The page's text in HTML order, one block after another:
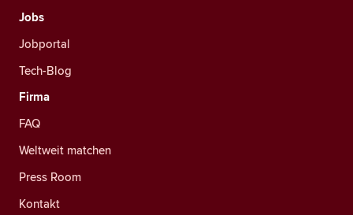
Jobs
Jobportal
Tech-Blog
Firma
FAQ
Weltweit matchen
Press Room
Kontakt